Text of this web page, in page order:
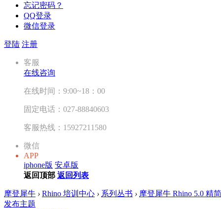
忘记密码？
QQ登录
微信登录
登陆 注册
客服
在线咨询
在线时间：9:00~18：00
固定电话：027-88840603
客服热线：15927211580
微信
APP
iphone版 安卓版
返回顶部 返回列表
摩登犀牛 › Rhino 培训中心 › 系列丛书 › 摩登犀牛 Rhino 5.0 精
发布主题